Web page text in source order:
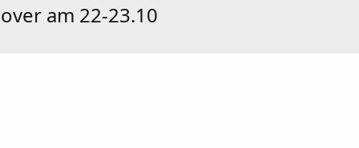
am 22-23.10